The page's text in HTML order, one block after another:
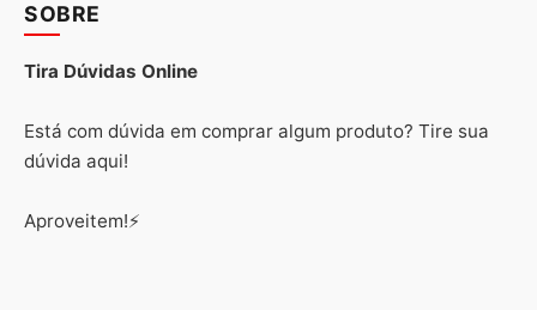
SOBRE
Tira Dúvidas Online
Está com dúvida em comprar algum produto? Tire sua
dúvida aqui!
Aproveitem!⚡